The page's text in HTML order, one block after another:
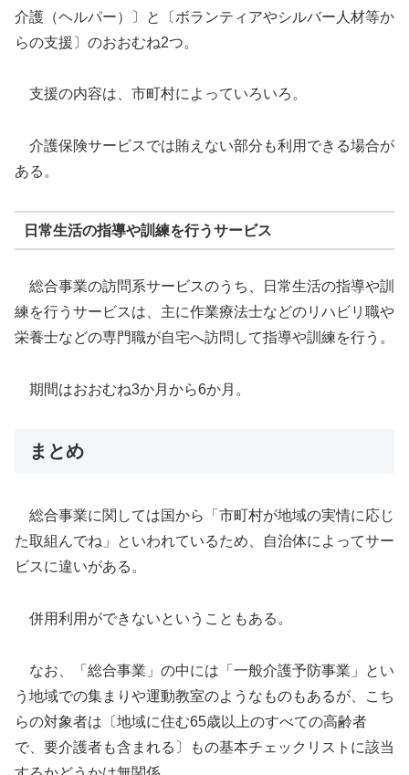
介護（ヘルパー）〕と〔ボランティアやシルバー人材等か
らの支援〕のおおむね2つ。
支援の内容は、市町村によっていろいろ。
介護保険サービスでは賄えない部分も利用できる場合が
ある。
日常生活の指導や訓練を行うサービス
総合事業の訪問系サービスのうち、日常生活の指導や訓
練を行うサービスは、主に作業療法士などのリハビリ職や
栄養士などの専門職が自宅へ訪問して指導や訓練を行う。
期間はおおむね3か月から6か月。
まとめ
総合事業に関しては国から「市町村が地域の実情に応じ
た取組んでね」といわれているため、自治体によってサー
ビスに違いがある。
併用利用ができないということもある。
なお、「総合事業」の中には「一般介護予防事業」とい
う地域での集まりや運動教室のようなものもあるが、こち
らの対象者は〔地域に住む65歳以上のすべての高齢者
で、要介護者も含まれる〕もの基本チェックリストに該当